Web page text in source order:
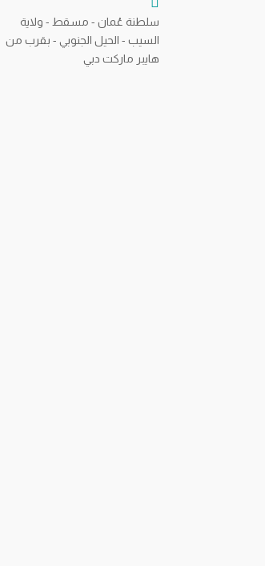
سلطنة عُمان - مسقط - ولاية
السيب - الحيل الجنوبي - بقرب من
هايبر ماركت دبي